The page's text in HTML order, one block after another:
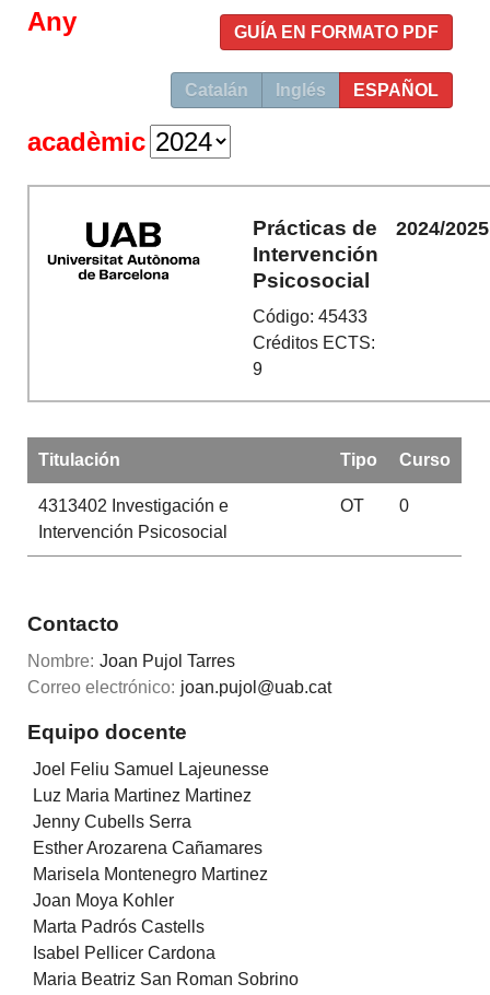
GUÍA EN FORMATO PDF
Catalán Inglés ESPAÑOL
Any
acadèmic
Prácticas de
Intervención
Psicosocial
Código: 45433
Créditos ECTS:
9
2024/2025
Titulación Tipo Curso
4313402 Investigación e
Intervención Psicosocial
OT 0
Contacto
Nombre: Joan Pujol Tarres
Correo electrónico: joan.pujol@uab.cat
Equipo docente
Joel Feliu Samuel Lajeunesse
Luz Maria Martinez Martinez
Jenny Cubells Serra
Esther Arozarena Cañamares
Marisela Montenegro Martinez
Joan Moya Kohler
Marta Padrós Castells
Isabel Pellicer Cardona
Maria Beatriz San Roman Sobrino